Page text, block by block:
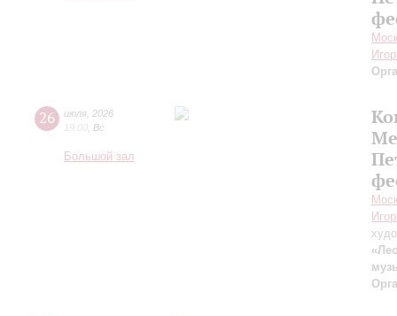
26 июля 2026
19:00 Вс
Большой зал